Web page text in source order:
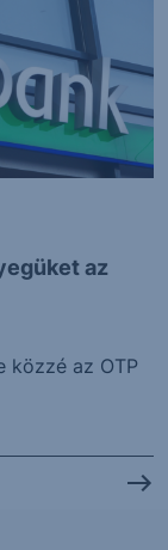
az
közzé az OTP